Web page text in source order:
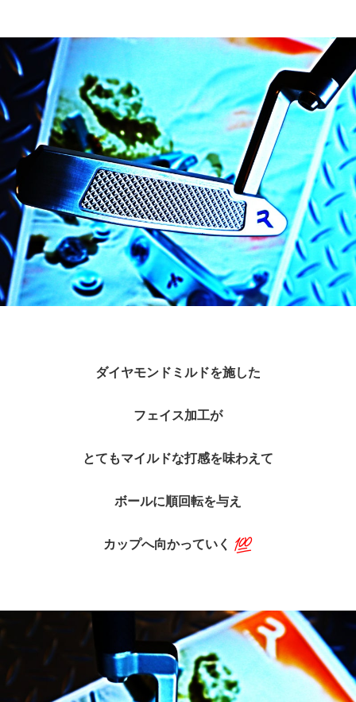
ダイヤモンドミルドを施した
フェイス加工が
とてもマイルドな打感を味わえて
ボールに順回転を与え
カップへ向かっていく